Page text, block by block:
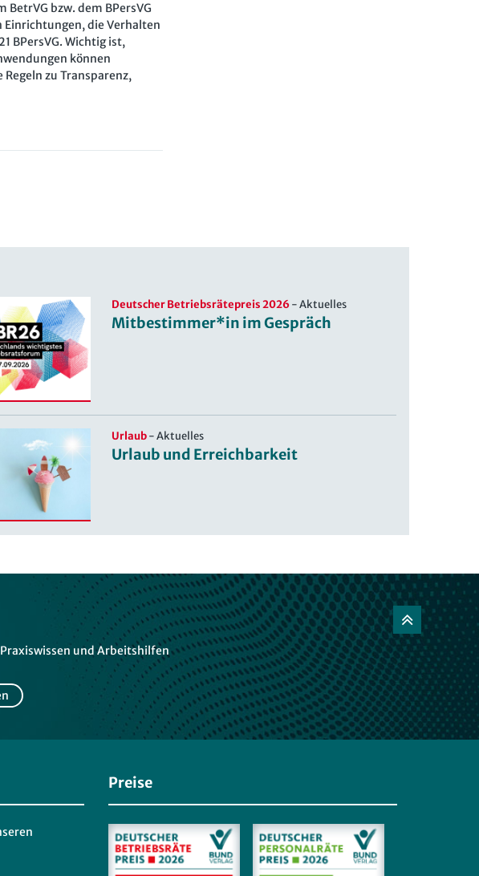
bzw. dem BPersVG
die Verhalten
BPersVG. Wichtig ist,
können
zu Transparenz,
Deutscher Betriebsrätepreis 2026-Aktuelles
Mitbestimmer*in im Gespräch
Urlaub-Aktuelles
Urlaub und Erreichbarkeit
und Arbeitshilfen
Preise